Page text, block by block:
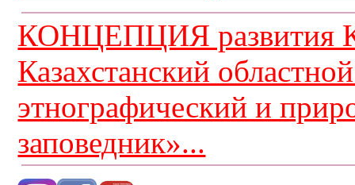
КОНЦЕПЦИЯ развития
Казахстанский
этнографический и
заповедник»...